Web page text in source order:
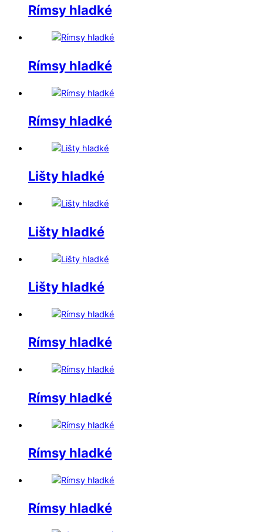
Rímsy hladké
Rímsy hladké
Rímsy hladké
Lišty hladké
Lišty hladké
Lišty hladké
Rímsy hladké
Rímsy hladké
Rímsy hladké
Rímsy hladké